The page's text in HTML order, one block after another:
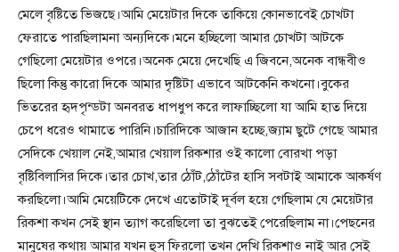
মেলে বৃষ্টিতে ভিজছে।আমি মেয়েটার দিকে তাকিয়ে কোনভাবেই চোখটা
ফেরাতে পারছিলামনা অন্যদিকে।মনে হচ্ছিলো আমার চোখটা আটকে
গেছিলো মেয়েটার ওপরে।অনেক মেয়ে দেখেছি এ জিবনে,অনেক বান্ধবীও
ছিলো কিন্তু কারো দিকে আমার দৃষ্টিটা এভাবে আটকেনি কখনো।বুকের
ভিতরের হৃদপৃন্ডটা অনবরত ধাপধুপ করে লাফাচ্ছিলো যা আমি হাত দিয়ে
চেপে ধরেও থামাতে পারিনি।চারিদিকে আজান হচ্ছে,জ্যাম ছুটে গেছে আমার
সেদিকে খেয়াল নেই,আমার খেয়াল রিকশার ওই কালো বোরখা পড়া
বৃষ্টিবিলাসির দিকে।তার চোখ,তার ঠোঁট,ঠোঁটের হাসি সবটাই আমাকে আকর্ষণ
করছিলো।আমি মেয়েটিকে দেখে এতোটাই দূর্বল হয়ে গেছিলাম যে মেয়েটার
রিকশা কখন সেই স্থান ত্যাগ করেছিলো তা বুঝতেই পেরেছিলাম না।পেছনের
মানুষের কথায় আমার যখন হুস ফিরলো তখন দেখি রিকশাও নাই আর সেই